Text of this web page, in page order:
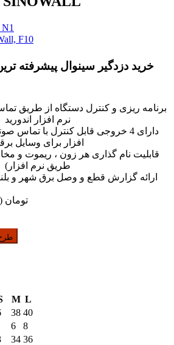
خرید دزدگیر سینوال پیشرفته
برنامه ریزی و کنترل دستگاه از طریق
نرم افزار اندورید
دارای 4 خروجی قابل کنترل با تماس
افزار برای وسایل
قابلیت نام گذاری هر زون ، ریموت و
طریق نرم افزار)
ارائه گزارش قطع و وصل برق شهر و
9,800,000 تومان
M L
38 40
6
8
34 36